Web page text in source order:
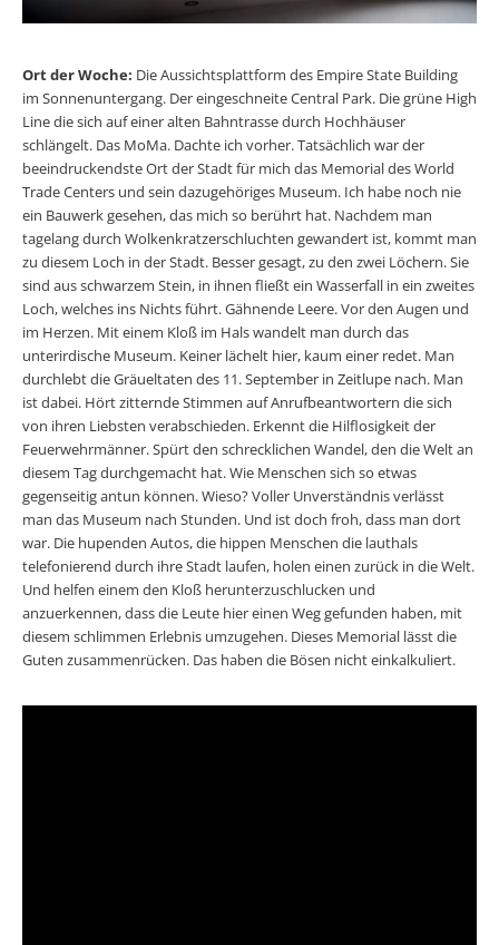
Ort der Woche: Die Aussichtsplattform des Empire State Building
im Sonnenuntergang. Der eingeschneite Central Park. Die grüne High
Line die sich auf einer alten Bahntrasse durch Hochhäuser
schlängelt. Das MoMa. Dachte ich vorher. Tatsächlich war der
beeindruckendste Ort der Stadt für mich das Memorial des World
Trade Centers und sein dazugehöriges Museum. Ich habe noch nie
ein Bauwerk gesehen, das mich so berührt hat. Nachdem man
tagelang durch Wolkenkratzerschluchten gewandert ist, kommt man
zu diesem Loch in der Stadt. Besser gesagt, zu den zwei Löchern. Sie
sind aus schwarzem Stein, in ihnen fließt ein Wasserfall in ein zweites
Loch, welches ins Nichts führt. Gähnende Leere. Vor den Augen und
im Herzen. Mit einem Kloß im Hals wandelt man durch das
unterirdische Museum. Keiner lächelt hier, kaum einer redet. Man
durchlebt die Gräueltaten des 11. September in Zeitlupe nach. Man
ist dabei. Hört zitternde Stimmen auf Anrufbeantwortern die sich
von ihren Liebsten verabschieden. Erkennt die Hilflosigkeit der
Feuerwehrmänner. Spürt den schrecklichen Wandel, den die Welt an
diesem Tag durchgemacht hat. Wie Menschen sich so etwas
gegenseitig antun können. Wieso? Voller Unverständnis verlässt
man das Museum nach Stunden. Und ist doch froh, dass man dort
war. Die hupenden Autos, die hippen Menschen die lauthals
telefonierend durch ihre Stadt laufen, holen einen zurück in die Welt.
Und helfen einem den Kloß herunterzuschlucken und
anzuerkennen, dass die Leute hier einen Weg gefunden haben, mit
diesem schlimmen Erlebnis umzugehen. Dieses Memorial lässt die
Guten zusammenrücken. Das haben die Bösen nicht einkalkuliert.